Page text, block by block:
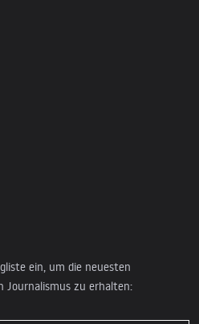
ein, um die neuesten
Journalismus zu erhalten: